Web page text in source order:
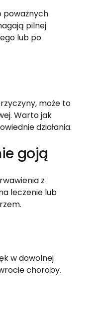
poważnych
pilnej
lub po
może to
Warto jak
działania.
goją
z
leczenie lub
w dowolnej
choroby.